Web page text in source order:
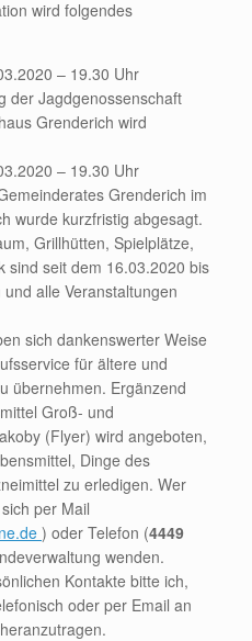
wird folgendes
– 19.30 Uhr
der Jagdgenossenschaft
Grenderich wird
– 19.30 Uhr
Grenderich im
wurde kurzfristig abgesagt.
Grillhütten, Spielplätze,
sind seit dem 16.03.2020 bis
alle Veranstaltungen
sich dankenswerter Weise
für ältere und
übernehmen. Ergänzend
Groß- und
(Flyer) wird angeboten,
Dinge des
zu erledigen. Wer
per Mail
) oder Telefon (4449
wenden.
Kontakte bitte ich,
oder per Email an